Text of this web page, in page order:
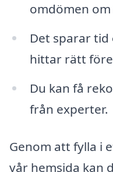
omdömen
Det sparar
hittar rätt
Du kan få
från experter.
Genom att fylla i
vår hemsida kan